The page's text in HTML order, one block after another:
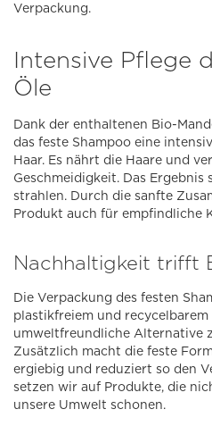
Verpackung.
Intensive Pflege
Öle
Dank der enthaltenen Bio-
das feste Shampoo eine
Haar. Es nährt die Haare und
Geschmeidigkeit. Das Ergebnis
strahlen. Durch die sanfte
Produkt auch für empfindliche
Nachhaltigkeit trifft
Die Verpackung des festen
plastikfreiem und recycelbarem
umweltfreundliche Alternative
Zusätzlich macht die feste
ergiebig und reduziert so den
setzen wir auf Produkte, die
unsere Umwelt schonen.